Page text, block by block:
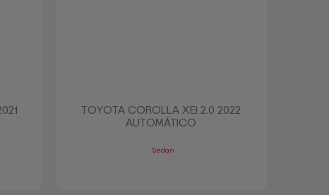
TOYOTA COROLLA XEI 2.0 2022
AUTOMÁTICO
Sedan